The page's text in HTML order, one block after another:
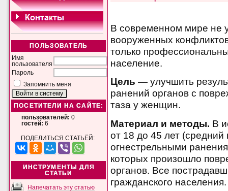
ПОЛЬЗОВАТЕЛЬ
Имя
пользователя
Пароль
Запомнить меня
ПОСЕТИТЕЛИ НА САЙТЕ:
пользователей: 0
гостей: 6
ПОДЕЛИТЬСЯ СТАТЬЁЙ:
ИНСТРУМЕНТЫ ДЛЯ
СТАТЬИ
Напечатать эту статью
В современном мире не
вооруженных
только
население.
Цель —улучшить
ранений органов с
таза у женщин.
Материал и методы. В
от 18 до 45 лет
огнестрельными
которых произошло
органов. Все
гражданского